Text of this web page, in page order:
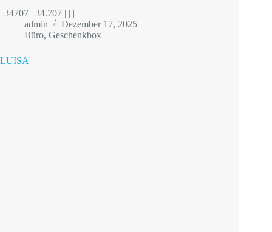
| 34707 | 34.707 | | |
admin
Dezember 17, 2025
Büro, Geschenkbox
LUISA